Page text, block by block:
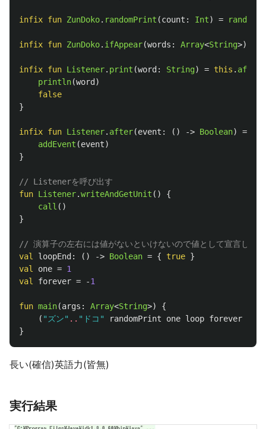
infix fun ZunDoko. randomPrint (count : Int) =
infix fun ZunDoko. ifAppear(words : Array<String>):
infix fun Listener. print (word : String) = this . after
println(word )
false
}
infix fun Listener. after(event : () -> Boolean) =
addEvent (event)
}
// Listenerを呼び出す
fun Listener.writeAndGetUnit ()
{
call ()
}
// 演算子の左右には値がないといけないので値として宣言して
val
loopEnd : () -> Boolean = { true }
val
one = 1
val
forever = -1
fun main(args : Array<String>)
{
( "ズン" .. "ドコ" randomPrint one loop forever
}
長い(確信)英語力(皆無)
実行結果